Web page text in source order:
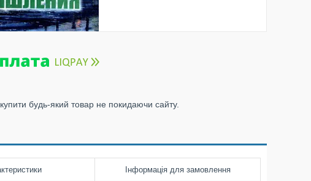
будь-який товар не покидаючи сайту.
Інформація для замовлення